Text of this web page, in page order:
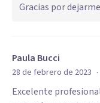
Gracias por
Paula Bucci
28 de febrero de 2023 ·
Excelente